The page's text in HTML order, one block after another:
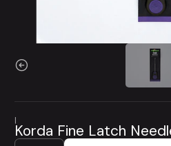
|
Korda Fine Latch